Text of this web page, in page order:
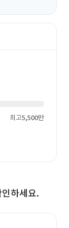
최고5,500만
하세요.